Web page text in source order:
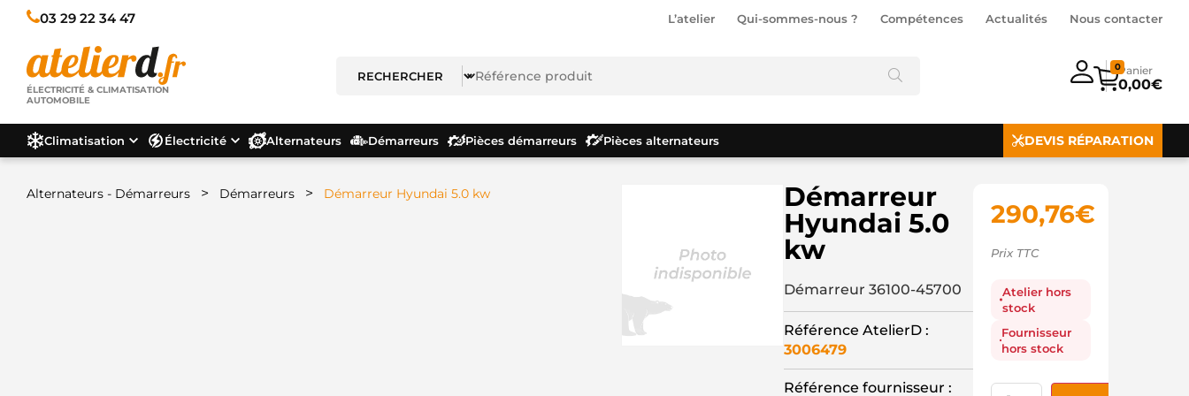
03 29 22 34 47 L’atelier Qui-sommes-nous ? Compétences Actualités Nous contacter
ÉLECTRICITÉ & CLIMATISATION
AUTOMOBILE
0,00€
0
Climatisation Électricité Alternateurs Démarreurs Pièces démarreurs Pièces alternateurs DEVIS RÉPARATION
Alternateurs - Démarreurs > Démarreurs > Démarreur Hyundai 5.0 kw
Démarreur
Hyundai 5.0
kw
Démarreur 36100-45700
Référence AtelierD :
3006479
Référence fournisseur :
290,76€
Prix TTC
Atelier hors
stock
Fournisseur
hors stock